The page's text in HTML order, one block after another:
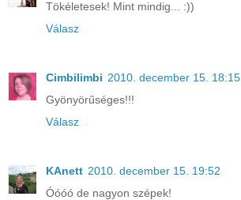
Tökéletesek! Mint mindig... :))
Válasz
Cimbilimbi 2010. december 15. 18:15
Gyönyörűséges!!!
Válasz
KAnett 2010. december 15. 19:52
Óóóó de nagyon szépek!